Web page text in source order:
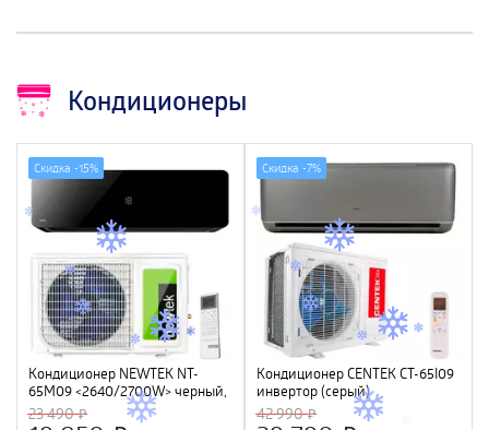
Кондиционеры
Кондиционер NEWTEK NT-
65M09 <2640/2700W> черный,
скрытый LED дисплей, Golden
Fin, компрессор GMCC
23 490
Скидка -15%
Кондиционер CENTEK CT-65I09
инвертор (серый)
(2840/2920W) 4D, 4 фильтра,
УФ лампа, R32, A++
42 990
Скидка -7%